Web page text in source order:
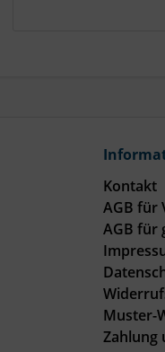
Kontakt
AGB für
AGB für
Muster-
Zahlung